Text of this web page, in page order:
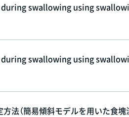
swallowing using
swallowing using
法（簡易傾斜モデルを用いた食塊